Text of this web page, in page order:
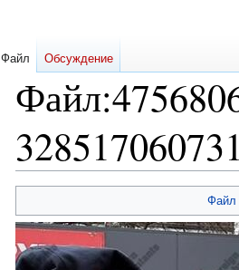
Файл:
к
навигации
к
поиску
Файл
Файл Обсуждение